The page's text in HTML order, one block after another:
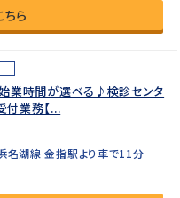
ら
業時間が選べる♪検診センタ
付業務【...
名湖線 金指駅より車で11分